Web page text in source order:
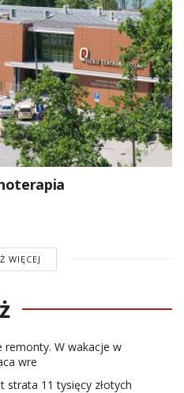
WIĘCEJ
remonty. W wakacje w
wre
strata 11 tysięcy złotych